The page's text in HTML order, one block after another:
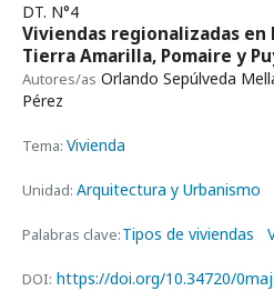
DT. N°4
Viviendas regionalizadas en
Tierra Amarilla, Pomaire y
Autores/as Orlando Sepúlveda
Pérez
Tema: Vivienda
Unidad: Arquitectura y Urbanismo
Palabras clave:Tipos de viviendas
DOI: https://doi.org/10.34720/